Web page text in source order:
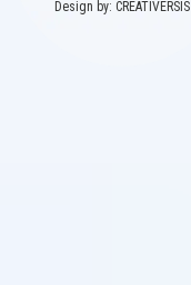
Design by: CREATIVERSIS